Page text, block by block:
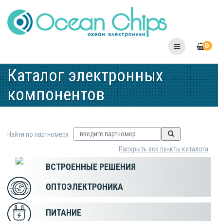
to
content
0
Каталог электронных
компонентов
Найти по партномеру
Раскрыть все пункты каталога
ВСТРОЕННЫЕ РЕШЕНИЯ
ОПТОЭЛЕКТРОНИКА
ПИТАНИЕ